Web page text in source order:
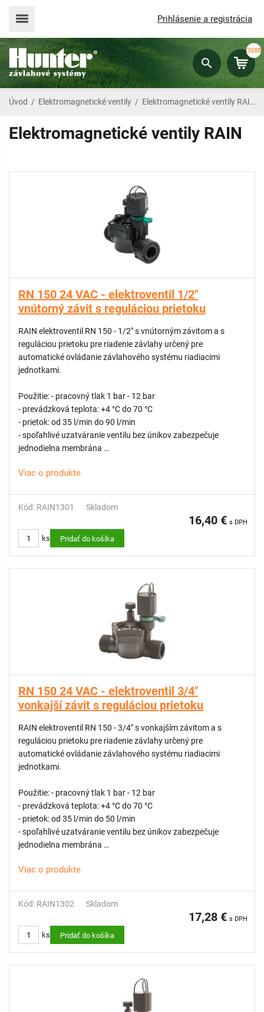
Prihlásenie a registrácia
3588
Úvod / Elektromagnetické ventily / Elektromagnetické ventily RAIN
Elektromagnetické ventily RAIN
RN 150 24 VAC - elektroventil 1/2"
vnútorný závit s reguláciou prietoku
RAIN elektroventil RN 150 - 1/2" s vnútorným závitom a s
reguláciou prietoku pre riadenie závlahy určený pre
automatické ovládanie závlahového systému riadiacimi
jednotkami.
Použitie: - pracovný tlak 1 bar - 12 bar
- prevádzková teplota: +4 °C do 70 °C
- prietok: od 35 l/min do 90 l/min
- spoľahlivé uzatváranie ventilu bez únikov zabezpečuje
jednodielna membrána
- membránový diferenciál z nehrdzavejúcej ocele
- odvzdušňovacia rukoväť na manuálne otváranie v rámci
Viac o produkte
Kód: RAIN1301 Skladom
16,40 € s DPH
ks Pridať do košíka
RN 150 24 VAC - elektroventil 3/4"
vonkajší závit s reguláciou prietoku
RAIN elektroventil RN 150 - 3/4" s vonkajším závitom a s
reguláciou prietoku pre riadenie závlahy určený pre
automatické ovládanie závlahového systému riadiacimi
jednotkami.
Použitie: - pracovný tlak 1 bar - 12 bar
- prevádzková teplota: +4 °C do 70 °C
- prietok: od 35 l/min do 50 l/min
- spoľahlivé uzatváranie ventilu bez únikov zabezpečuje
jednodielna membrána
- membránový diferenciál z nehrdzavejúcej ocele
- odvzdušňovacia rukoväť na manuálne otváranie v rámci
Viac o produkte
Kód: RAIN1302 Skladom
17,28 € s DPH
ks Pridať do košíka